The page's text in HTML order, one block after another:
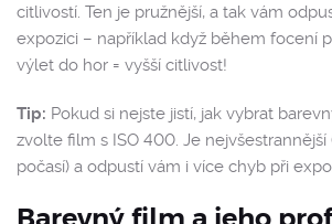
citlivostí. Ten je pružnější, a tak vám
expozici – například když během focení
výlet do hor = vyšší citlivost!
Tip: Pokud si nejste jistí, jak vybrat
zvolte film s ISO 400. Je nejvšestrannější
počasí) a odpustí vám i více chyb při